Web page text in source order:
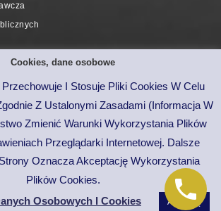
Wasilewski
Cookies, dane osobowe
I Stosuje Pliki Cookies W Celu
Z Ustalonymi Zasadami (informacja W
Zmienić Warunki Wykorzystania Plików
Przeglądarki Internetowej. Dalsze
Oznacza Akceptację Wykorzystania
Plików Cookies.
Osobowych I Cookies
Akceptuję
Polski